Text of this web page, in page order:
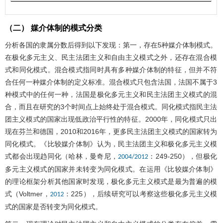
（二） 媒介体制的模式分类
分析各国的隶属分数后得到以下发现：第一，存在5种媒介体制模式。
在极化多元主义、民主法团主义和自由主义模式之外，还存在混合模
式和同化模式。混合模式指同时具有多种媒介体制的特征，但并不符
合任何一种媒介体制的定义标准。混合模式只包含法国，法国不属于3
种模式中的任何一种，法国是极化多元主义和民主法团主义模式的混
合，而且在研究的3个时间点上始终处于混合模式。同化模式指民主法
团主义模式的国家出现低政治平行性的特征。2000年，同化模式只出
现在芬兰和德国，2010和2016年，更多民主法团主义模式的国家转为
同化模式。《比较媒介体制》认为，民主法团主义和极化多元主义模
式都会出现趋同化（哈林，曼奇尼， 2004/2012 ：249-250），但极化
多元主义模式的国家并未转变为同化模式。在运用《比较媒介体制》
的理论框架分析其他国家时发现，极化多元主义模式是最为普遍的模
式（Voltmer， 2012：225），后续研究可以考察这些极化多元主义模
式的国家是否转变为同化模式。